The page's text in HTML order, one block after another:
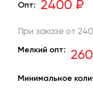
Опт: 2400 ₽
При заказе от
Мелкий опт:
Минимальное